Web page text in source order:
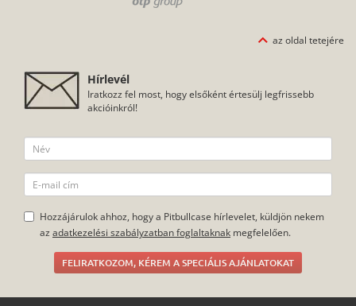
az oldal tetejére
Hírlevél
Iratkozz fel most, hogy elsőként értesülj legfrissebb
akcióinkról!
Hozzájárulok ahhoz, hogy a Pitbullcase hírlevelet, küldjön nekem
az adatkezelési szabályzatban foglaltaknak megfelelően.
FELIRATKOZOM, KÉREM A SPECIÁLIS AJÁNLATOKAT